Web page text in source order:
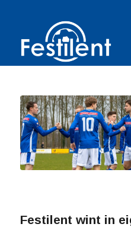
Festilent wint in